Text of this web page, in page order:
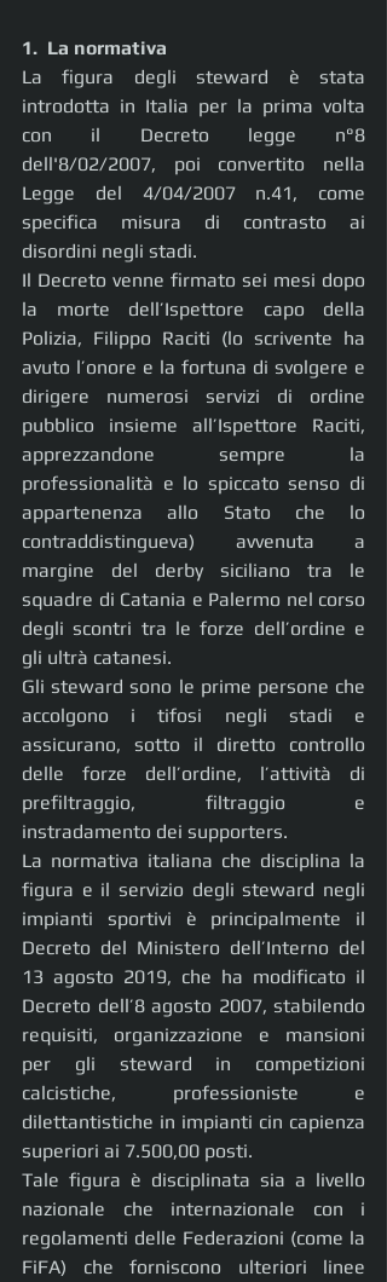
1.  La normativa
La figura degli steward è stata
introdotta in Italia per la prima volta
con il Decreto legge n°8
dell'8/02/2007, poi convertito nella
Legge del 4/04/2007 n.41, come
specifica misura di contrasto ai
disordini negli stadi.
Il Decreto venne firmato sei mesi dopo
la morte dell’Ispettore capo della
Polizia, Filippo Raciti (lo scrivente ha
avuto l’onore e la fortuna di svolgere e
dirigere numerosi servizi di ordine
pubblico insieme all’Ispettore Raciti,
apprezzandone sempre la
professionalità e lo spiccato senso di
appartenenza allo Stato che lo
contraddistingueva) avvenuta a
margine del derby siciliano tra le
squadre di Catania e Palermo nel corso
degli scontri tra le forze dell’ordine e
gli ultrà catanesi.
Gli steward sono le prime persone che
accolgono i tifosi negli stadi e
assicurano, sotto il diretto controllo
delle forze dell’ordine, l’attività di
prefiltraggio, filtraggio e
instradamento dei supporters.
La normativa italiana che disciplina la
figura e il servizio degli steward negli
impianti sportivi è principalmente il
Decreto del Ministero dell’Interno del
13 agosto 2019, che ha modificato il
Decreto dell’8 agosto 2007, stabilendo
requisiti, organizzazione e mansioni
per gli steward in competizioni
calcistiche, professioniste e
dilettantistiche in impianti cin capienza
superiori ai 7.500,00 posti.
Tale figura è disciplinata sia a livello
nazionale che internazionale con i
regolamenti delle Federazioni (come la
FiFA) che forniscono ulteriori linee